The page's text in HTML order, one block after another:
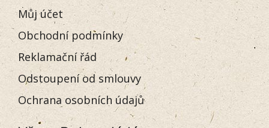
Můj účet
Obchodní podmínky
Reklamační řád
Odstoupení od smlouvy
Ochrana osobních údajů